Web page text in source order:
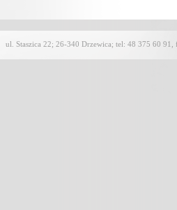
ul. Staszica 22; 26-340 Drzewica; tel: 48 375 60